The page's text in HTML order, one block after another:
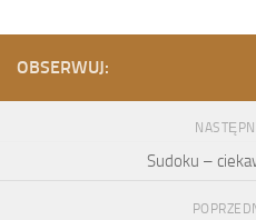
OBSERWUJ:
Sudoku –